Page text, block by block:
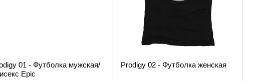
01 - Футболка мужская/
Epic
Prodigy 02 - Футболка женская